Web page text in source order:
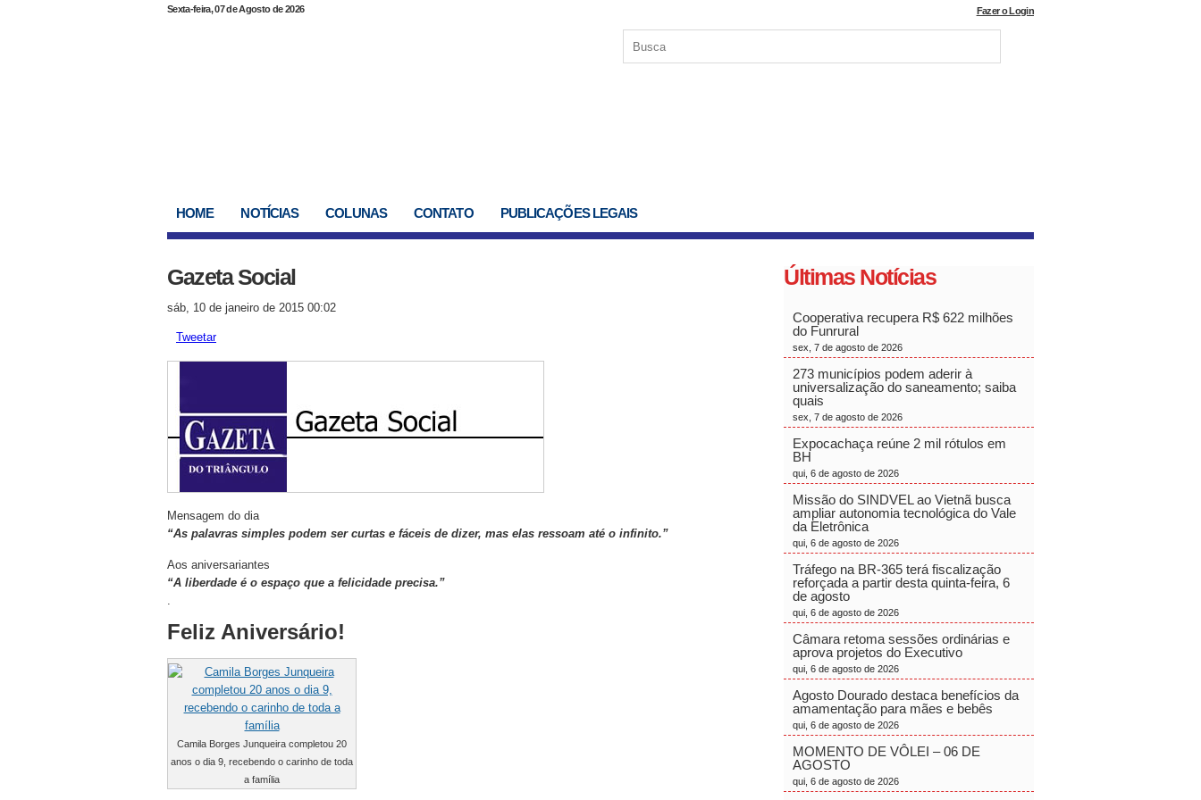
Sexta-feira, 07 de Agosto de 2026 Fazer o Login
HOME NOTÍCIAS COLUNAS CONTATO PUBLICAÇÕES LEGAIS
Gazeta Social
sáb, 10 de janeiro de 2015 00:02
Tweetar
Mensagem do dia
“As palavras simples podem ser curtas e fáceis de dizer, mas elas ressoam até o infinito.”
Aos aniversariantes
“A liberdade é o espaço que a felicidade precisa.”
.
Feliz Aniversário!
Camila Borges Junqueira completou 20
anos o dia 9, recebendo o carinho de toda
a família
Últimas Notícias
Cooperativa recupera R$ 622 milhões
do Funrural
sex, 7 de agosto de 2026
273 municípios podem aderir à
universalização do saneamento; saiba
quais
sex, 7 de agosto de 2026
Expocachaça reúne 2 mil rótulos em
BH
qui, 6 de agosto de 2026
Missão do SINDVEL ao Vietnã busca
ampliar autonomia tecnológica do Vale
da Eletrônica
qui, 6 de agosto de 2026
Tráfego na BR-365 terá fiscalização
reforçada a partir desta quinta-feira, 6
de agosto
qui, 6 de agosto de 2026
Câmara retoma sessões ordinárias e
aprova projetos do Executivo
qui, 6 de agosto de 2026
Agosto Dourado destaca benefícios da
amamentação para mães e bebês
qui, 6 de agosto de 2026
MOMENTO DE VÔLEI – 06 DE
AGOSTO
qui, 6 de agosto de 2026